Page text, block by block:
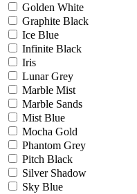
Golden White
Graphite Black
Ice Blue
Infinite Black
Iris
Lunar Grey
Marble Mist
Marble Sands
Mist Blue
Mocha Gold
Phantom Grey
Pitch Black
Silver Shadow
Sky Blue